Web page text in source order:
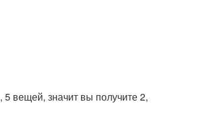
вещей, значит вы получите 2,